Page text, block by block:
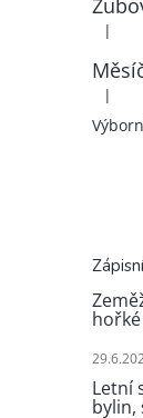
|
|
Letní
bylin,